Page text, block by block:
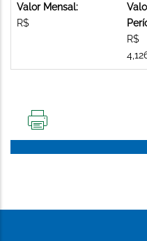
Valor Mensal:
R$
R$
PÁGINA